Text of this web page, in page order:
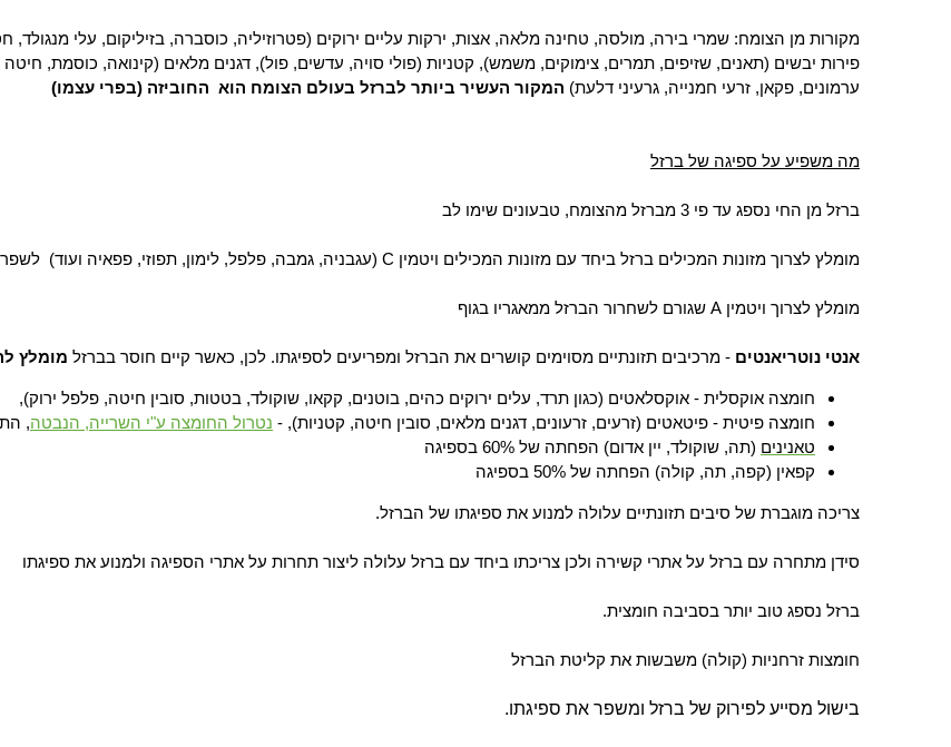
מקורות מן הצומח: שמרי בירה, מולסה, טחינה מלאה, אצות, ירקות עליים ירוקים (פטרוזיליה, כוסברה, בזיליקום, עלי
פירות יבשים (תאנים, שזיפים, תמרים, צימוקים, משמש), קטניות (פולי סויה, עדשים, פול), דגנים מלאים (קינואה, כוסמת,
ערמונים, פקאן, זרעי חמנייה, גרעיני דלעת) המקור העשיר ביותר לברזל בעולם הצומח הוא החוביזה (בפרי עצמו)
מה משפיע על ספיגה של ברזל
ברזל מן החי נספג עד פי 3 מברזל מהצומח, טבעונים שימו לב
מומלץ לצרוך מזונות המכילים ברזל ביחד עם מזונות המכילים ויטמין C (עגבניה, גמבה, פלפל, לימון, תפוזי, פפאיה ועוד)
מומלץ לצרוך ויטמין A שגורם לשחרור הברזל ממאגריו בגוף
אנטי נוטריאנטים - מרכיבים תזונתיים מסוימים קושרים את הברזל ומפריעים לספיגתו. לכן, כאשר קיים חוסר בברזל מומלץ
חומצה אוקסלית - אוקסלאטים (כגון תרד, עלים ירוקים כהים, בוטנים, קקאו, שוקולד, בטטות, סובין חיטה, פלפל ירוק),
חומצה פיטית - פיטאטים (זרעים, זרעונים, דגנים מלאים, סובין חיטה, קטניות), - נטרול החומצה ע"י השרייה, הנבטה,
טאנינים (תה, שוקולד, יין אדום) הפחתה של 60% בספיגה
קפאין (קפה, תה, קולה) הפחתה של 50% בספיגה
צריכה מוגברת של סיבים תזונתיים עלולה למנוע את ספיגתו של הברזל.
סידן מתחרה עם ברזל על אתרי קשירה ולכן צריכתו ביחד עם ברזל עלולה ליצור תחרות על אתרי הספיגה ולמנוע את ספיגתו
ברזל נספג טוב יותר בסביבה חומצית.
חומצות זרחניות (קולה) משבשות את קליטת הברזל
בישול מסייע לפירוק של ברזל ומשפר את ספיגתו.